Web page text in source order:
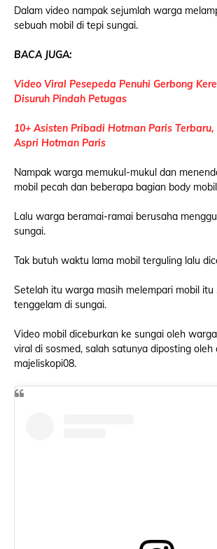
Dalam video nampak sejumlah warga
sebuah mobil di tepi sungai.
BACA JUGA:
Video Viral Pesepeda Penuhi Gerbong
Disuruh Pindah Petugas
10+ Asisten Pribadi Hotman Paris
Aspri Hotman Paris
Nampak warga memukul-mukul dan
mobil pecah dan beberapa bagian body
Lalu warga beramai-ramai berusaha
sungai.
Tak butuh waktu lama mobil terguling lalu
Setelah itu warga masih melempari mobil itu
tenggelam di sungai.
Video mobil diceburkan ke sungai oleh
viral di sosmed, salah satunya diposting
majeliskopi08.